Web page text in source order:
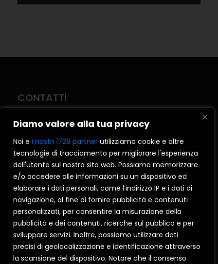
Diamo valore alla tua privacy
Noi e i nostri 1729 partner utilizziamo cookie e altre
tecnologie di tracciamento per migliorare l'esperienza
dell'utente sul nostro sito web. Possiamo memorizzare
e/o accedere alle informazioni su un dispositivo ed
elaborare i dati personali, come l’indirizzo IP e i dati di
navigazione, al fine di fornire pubblicità e contenuti
personalizzati, per consentire la misurazione della
pubblicità e dei contenuti, ricerche sul pubblico e per
sviluppare servizi. Inoltre, possiamo utilizzare dati
precisi di geolocalizzazione e identificazione attraverso
la scansione del dispositivo. Notare che il consenso
CONTATTI
I NOBILI srl
Produzione di Finestre e Persiane.
P.IVA 04829870726
Reg. impr. Bari 04829870726
CAP. SOCIALE €602000 c.i.
C.C.I.A.A. Bari – REA n.336394
CORPORATE
Azienda
Consigli
SERRAMENTI
Pvc
Legno alluminio